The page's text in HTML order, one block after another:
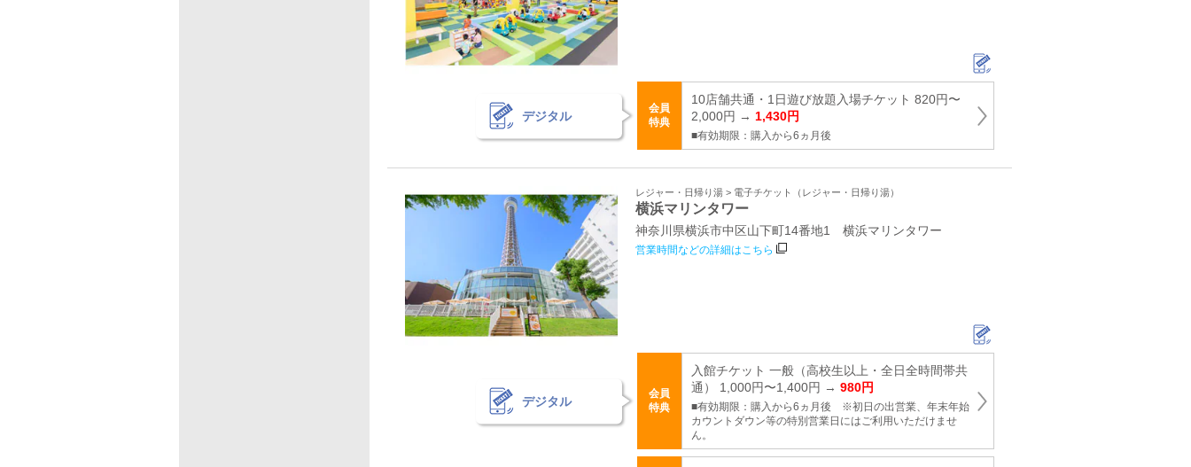
デジタル
会員
特典
10店舗共通・1日遊び放題入場チケット 820円〜
2,000円 → 1,430円
■有効期限：購入から6ヵ月後
レジャー・日帰り湯 > 電子チケット（レジャー・日帰り湯）
横浜マリンタワー
神奈川県横浜市中区山下町14番地1 横浜マリンタワー
営業時間などの詳細はこちら
デジタル
会員
特典
入館チケット 一般（高校生以上・全日全時間帯共
通） 1,000円〜1,400円 → 980円
■有効期限：購入から6ヵ月後 ※初日の出営業、年末年始
カウントダウン等の特別営業日にはご利用いただけませ
ん。